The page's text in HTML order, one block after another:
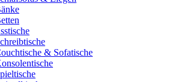
& Sofatische